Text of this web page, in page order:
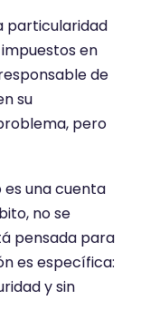
particularidad
en
de
su
pero
es una cuenta
no se
pensada para
es específica:
y sin